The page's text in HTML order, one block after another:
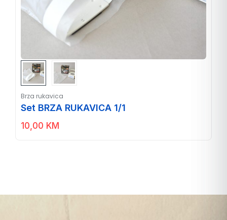
Brza rukavica
Set BRZA RUKAVICA 1/1
10,00 KM